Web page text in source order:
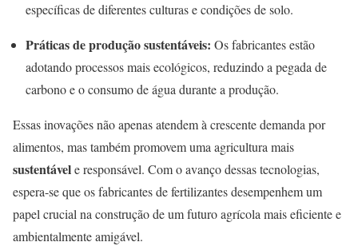
específicas de diferentes culturas e condições de solo.
Práticas de produção sustentáveis: Os fabricantes estão
adotando processos mais ecológicos, reduzindo a pegada de
carbono e o consumo de água durante a produção.
Essas inovações não apenas atendem à crescente demanda por
alimentos, mas também promovem uma agricultura mais
sustentávele responsável. Com o avanço dessas tecnologias,
espera-se que os fabricantes de fertilizantes desempenhem um
papel crucial na construção de um futuro agrícola mais eficiente e
ambientalmente amigável.